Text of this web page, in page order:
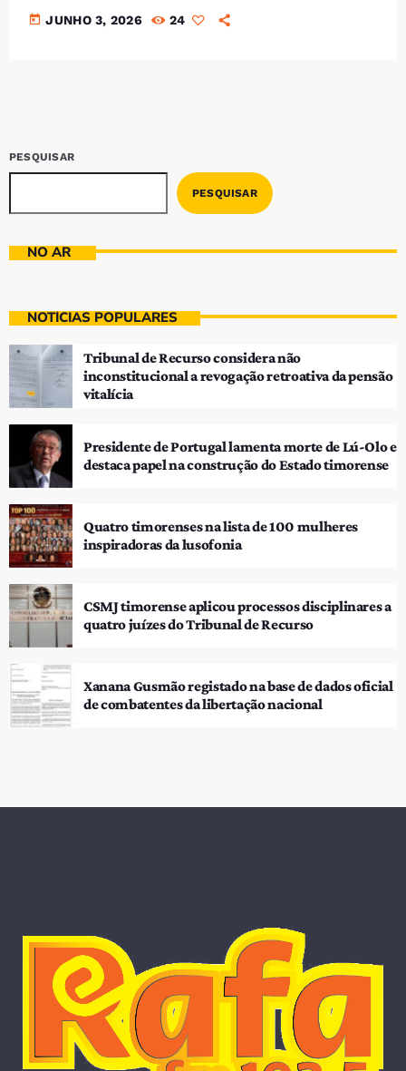
today JUNHO 3, 2026 24
PESQUISAR
PESQUISAR
NO AR
NOTÍCIAS POPULARES
Tribunal de Recurso considera não
inconstitucional a revogação retroativa da pensão
vitalícia
Presidente de Portugal lamenta morte de Lú-Olo e
destaca papel na construção do Estado timorense
Quatro timorenses na lista de 100 mulheres
inspiradoras da lusofonia
CSMJ timorense aplicou processos disciplinares a
quatro juízes do Tribunal de Recurso
Xanana Gusmão registado na base de dados oficial
de combatentes da libertação nacional